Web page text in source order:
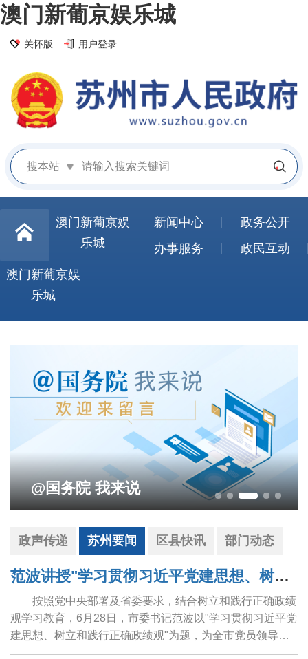
澳门新葡京娱乐城
关怀版 用户登录
搜本站
澳门新葡京娱
乐城
新闻中心
政务公开
办事服务
政民互动
澳门新葡京娱
乐城
@国务院 我来说
政声传递 苏州要闻 区县快讯 部门动态
范波讲授"学习贯彻习近平党建思想、树立和践行正确政绩观"专题党课
按照党中央部署及省委要求，结合树立和践行正确政绩
观学习教育，6月28日，市委书记范波以"学习贯彻习近平党
建思想、树立和践行正确政绩观"为题，为全市党员领导干
部讲授专题党课。他强调，要坚持用习近平党建思想武装头